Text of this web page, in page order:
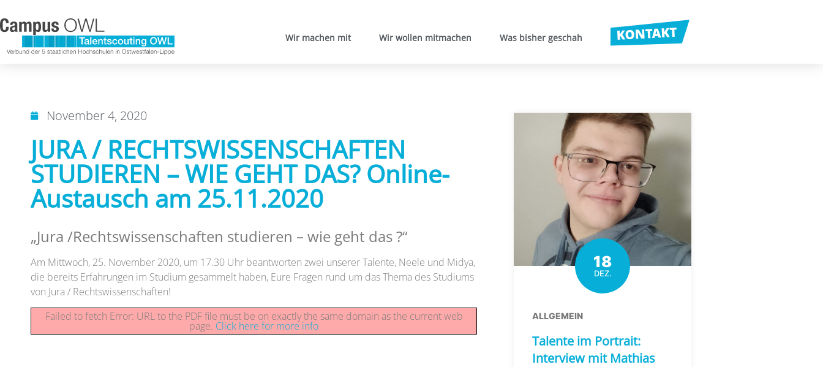
Wir machen mit Wir wollen mitmachen Was bisher geschah
November 4, 2020
JURA / RECHTSWISSENSCHAFTEN
STUDIEREN – WIE GEHT DAS? Online-
Austausch am 25.11.2020
„Jura /Rechtswissenschaften studieren – wie geht das ?“
Am Mittwoch, 25. November 2020, um 17.30 Uhr beantworten zwei unserer Talente, Neele und Midya,
die bereits Erfahrungen im Studium gesammelt haben, Eure Fragen rund um das Thema des Studiums
von Jura / Rechtswissenschaften!
Failed to fetch Error: URL to the PDF file must be on exactly the same domain as the current web
page. Click here for more info
18
DEZ.
ALLGEMEIN
Talente im Portrait:
Interview mit Mathias